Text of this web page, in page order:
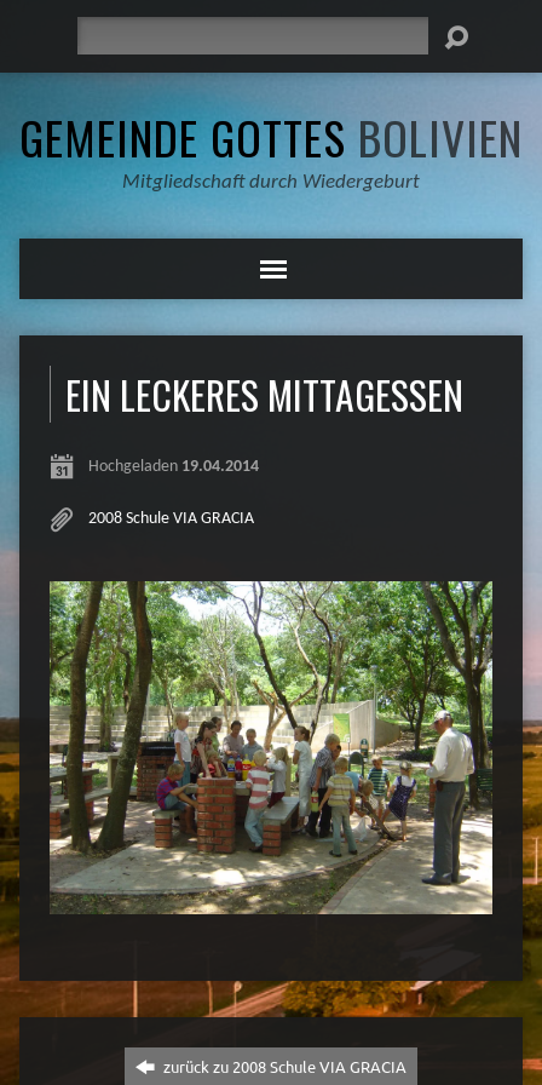
GEMEINDE GOTTES BOLIVIEN
Mitgliedschaft durch Wiedergeburt
EIN LECKERES MITTAGESSEN
Hochgeladen 19.04.2014
2008 Schule VIA GRACIA
zurück zu 2008 Schule VIA GRACIA